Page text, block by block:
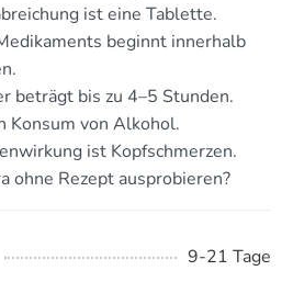
ist eine Tablette.
beginnt innerhalb
beträgt bis zu 4–5 Stunden.
Konsum von Alkohol.
ist Kopfschmerzen.
ohne Rezept ausprobieren?
9-21 Tage